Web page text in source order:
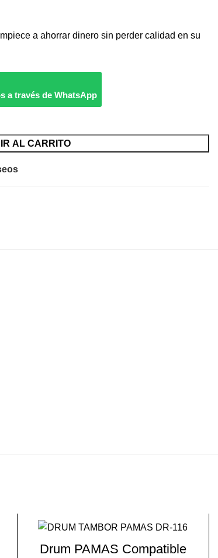
a ahorrar dinero sin perder calidad en su
a través de WhatsApp
AL CARRITO
Drum PAMAS Compatible